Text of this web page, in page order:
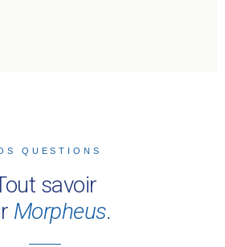
QUESTIONS
savoir
Morpheus.